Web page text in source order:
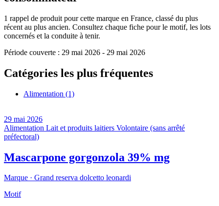
1 rappel de produit pour cette marque en France, classé du plus
récent au plus ancien. Consultez chaque fiche pour le motif, les lots
concernés et la conduite à tenir.
Période couverte : 29 mai 2026 - 29 mai 2026
Catégories les plus fréquentes
Alimentation (1)
29 mai 2026
Alimentation Lait et produits laitiers Volontaire (sans arrêté
préfectoral)
Mascarpone gorgonzola 39% mg
Marque · Grand reserva dolcetto leonardi
Motif